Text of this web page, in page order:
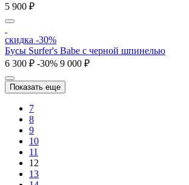
5 900 ₽
скидка -30%
Бусы Surfer's Babe с черной шпинелью
6 300 ₽ -30% 9 000 ₽
Показать еще
7
8
9
10
11
12
13